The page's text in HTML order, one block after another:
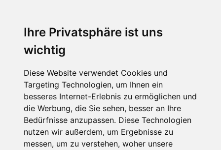
Ihre Privatsphäre ist uns
wichtig
Diese Website verwendet Cookies und
Targeting Technologien, um Ihnen ein
besseres Internet-Erlebnis zu ermöglichen und
die Werbung, die Sie sehen, besser an Ihre
Bedürfnisse anzupassen. Diese Technologien
nutzen wir außerdem, um Ergebnisse zu
messen, um zu verstehen, woher unsere